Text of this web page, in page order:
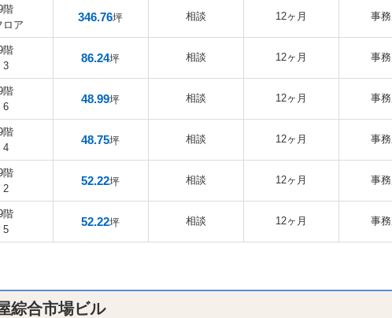
階
ロア
346.76坪 相談 12ヶ月 事
階
3
86.24坪 相談 12ヶ月 事
階
6
48.99坪 相談 12ヶ月 事
階
4
48.75坪 相談 12ヶ月 事
階
2
52.22坪 相談 12ヶ月 事
階
5
52.22坪 相談 12ヶ月 事
綜合市場ビル